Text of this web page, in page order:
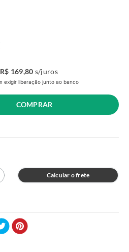
R$ 169,80 s/juros
exigir liberação junto ao banco
COMPRAR
Calcular o frete